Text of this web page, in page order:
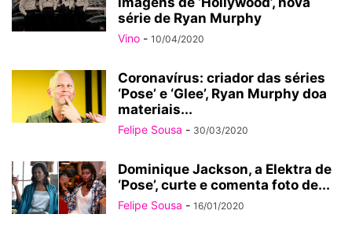
série de Ryan Murphy
Vino - 10/04/2020
Coronavírus: criador das séries
‘Pose’ e ‘Glee’, Ryan Murphy doa
materiais...
Felipe Sousa - 30/03/2020
Dominique Jackson, a Elektra de
‘Pose’, curte e comenta foto de...
Felipe Sousa - 16/01/2020